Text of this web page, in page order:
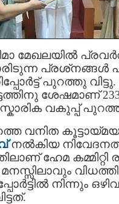
മേഖലയിൽ
പ്രശ്‌നങ്ങൾ
പുറത്തു
ശേഷമാണ്
വകുപ്പ്
വനിത
നൽകിയ
ഹേമ കമ്മിറ്റി
നിന്നും